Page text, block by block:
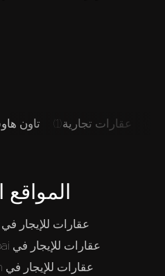
تاون عقارات تجارية
المواقع
عقارات للإيجار في Dubai Marina
عقارات للإيجار في Downtown Dubai
عقارات للإيجار في Palm Jumeirah